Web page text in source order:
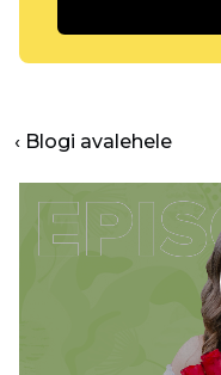
‹ Blogi avalehele